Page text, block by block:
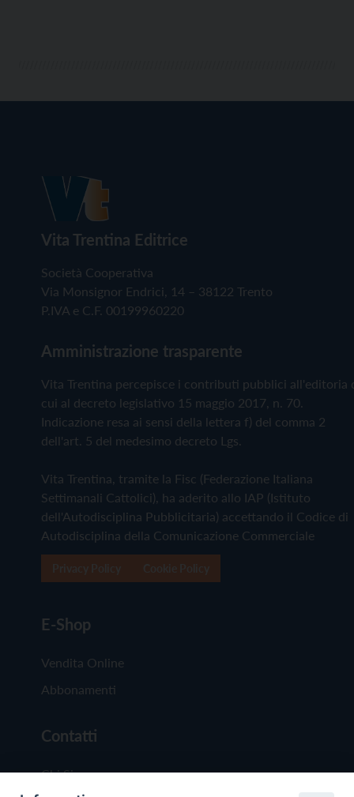
Vita Trentina Editrice
Società Cooperativa
Via Monsignor Endrici, 14 – 38122 Trento
P.IVA e C.F. 00199960220
Amministrazione trasparente
Vita Trentina percepisce i contributi pubblici all'editoria
cui al decreto legislativo 15 maggio 2017, n. 70.
Indicazione resa ai sensi della lettera f) del comma 2
dell'art. 5 del medesimo decreto Lgs.
Vita Trentina, tramite la Fisc (Federazione Italiana
Settimanali Cattolici), ha aderito allo IAP (Istituto
dell'Autodisciplina Pubblicitaria) accettando il Codice di
Autodisciplina della Comunicazione Commerciale
E-Shop
Vendita Online
Abbonamenti
Contatti
Chi Siamo